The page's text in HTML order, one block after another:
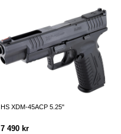
HS XDM-45ACP 5.25"
7 490 kr